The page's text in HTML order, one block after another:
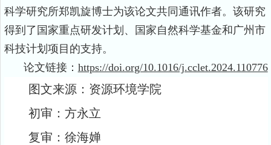
科学研究所郑凯旋博士为该论文共同通讯作者。该研究
得到了国家重点研发计划、国家自然科学基金和广州市
科技计划项目的支持。
论文链接： https://doi.org/10.1016/j.cclet.2024.110776
图文来源：资源环境学院
初审：方永立
复审：徐海婵